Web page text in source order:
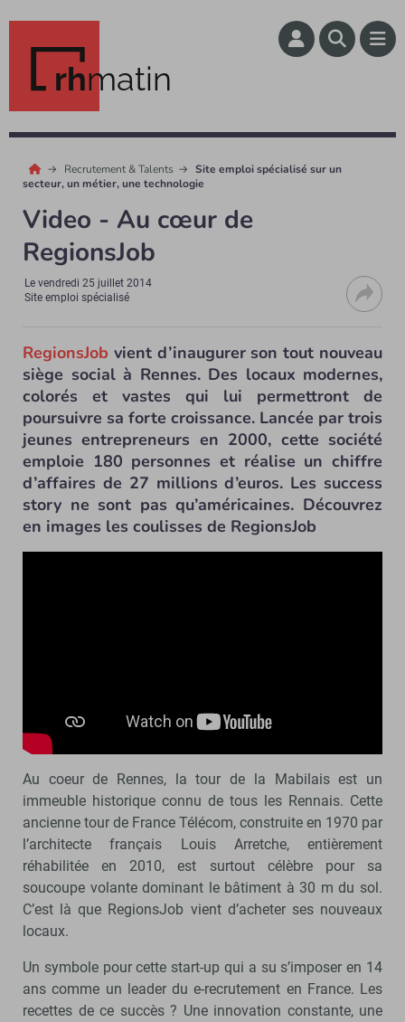
rhmatin
Recrutement & Talents
Site emploi spécialisé sur un
secteur, un métier, une technologie
Video - Au cœur de
RegionsJob
Levendredi 25 juillet 2014
Site emploi spécialisé
RegionsJob vient d’inaugurer son tout nouveau
siège social à Rennes. Des locaux modernes,
colorés et vastes qui lui permettront de
poursuivre sa forte croissance. Lancée par trois
jeunes entrepreneurs en 2000, cette société
emploie 180 personnes et réalise un chiffre
d’affaires de 27 millions d’euros. Les success
story ne sont pas qu’américaines. Découvrez
en images les coulisses de RegionsJob
Au coeur de Rennes, la tour de la Mabilais est un
immeuble historique connu de tous les Rennais. Cette
ancienne tour de France Télécom, construite en 1970 par
l’architecte français Louis Arretche, entièrement
réhabilitée en 2010, est surtout célèbre pour sa
soucoupe volante dominant le bâtiment à 30 m du sol.
C’est là que RegionsJob vient d’acheter ses nouveaux
locaux.
Un symbole pour cette start-up qui a su s’imposer en 14
ans comme un leader du e-recrutement en France. Les
recettes de ce succès ? Une innovation constante, une